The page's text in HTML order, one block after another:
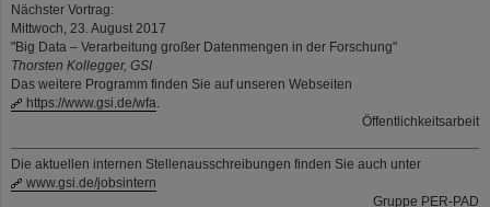
Nächster Vortrag:
Mittwoch, 23. August 2017
"Big Data – Verarbeitung großer Datenmengen in der Forschung"
Thorsten Kollegger, GSI
Das weitere Programm finden Sie auf unseren Webseiten
https://www.gsi.de/wfa.
Öffentlichkeitsarbeit
Die aktuellen internen Stellenausschreibungen finden Sie auch unter
www.gsi.de/jobsintern
Gruppe PER-PAD